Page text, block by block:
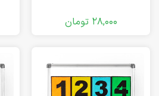
28,000 تومان